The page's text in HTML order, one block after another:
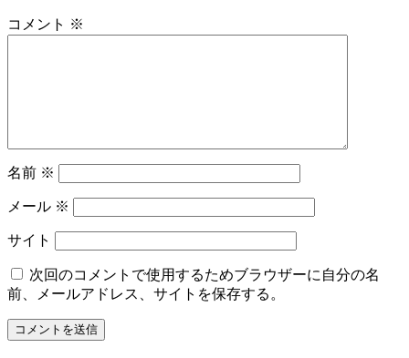
コメント ※
名前 ※
メール ※
サイト
次回のコメントで使用するためブラウザーに自分の名
前、メールアドレス、サイトを保存する。